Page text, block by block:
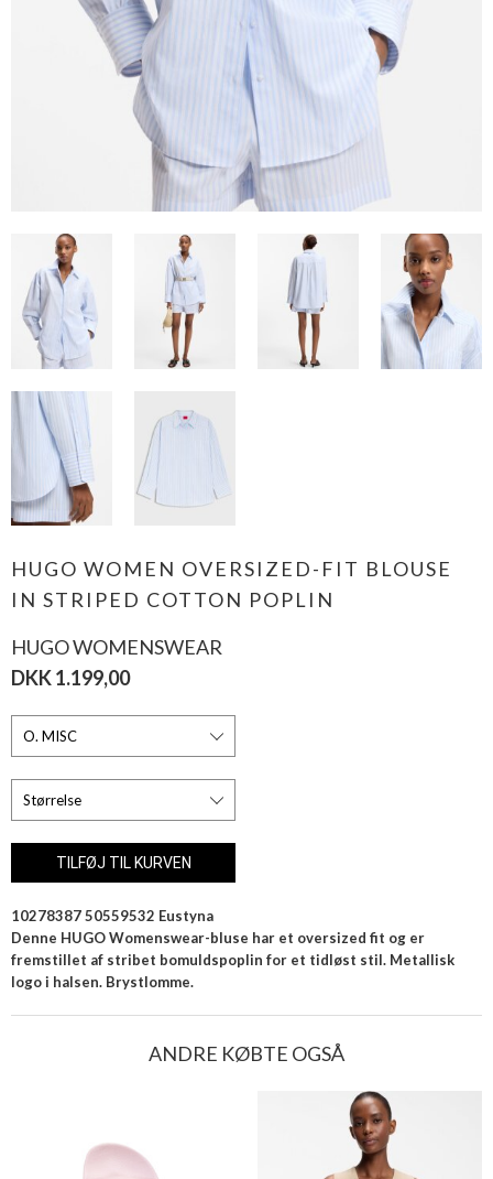
HUGO WOMEN OVERSIZED-FIT BLOUSE
IN STRIPED COTTON POPLIN
HUGO WOMENSWEAR
DKK 1.199,00
10278387 50559532 Eustyna
Denne HUGO Womenswear-bluse har et oversized fit og er
fremstillet af stribet bomuldspoplin for et tidløst stil. Metallisk
logo i halsen. Brystlomme.
ANDRE KØBTE OGSÅ